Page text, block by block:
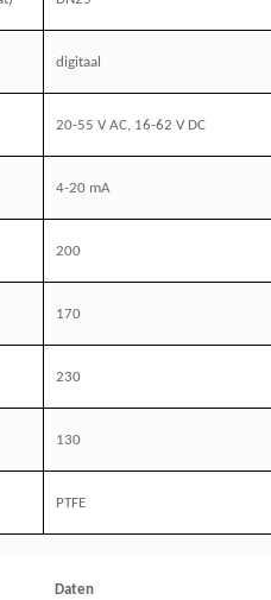
digitaal
20-55 V AC, 16-62 V DC
4-20 mA
200
170
230
130
PTFE
Daten